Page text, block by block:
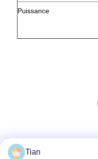
Puissance
Tian